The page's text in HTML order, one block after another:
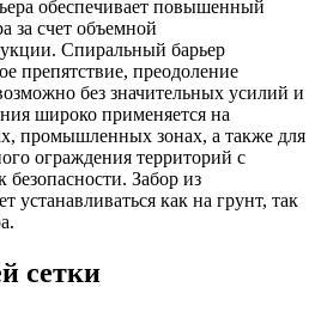
обеспечивает повышенный
за счет объемной
Спиральный барьер
препятствие, преодоление
без значительных усилий и
широко применяется на
промышленных зонах, а также для
ограждения территорий с
Забор из
устанавливаться как на грунт, так
сетки